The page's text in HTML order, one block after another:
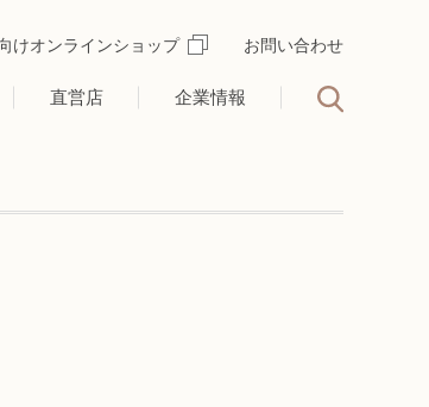
直営店 企業情報
けオンラインショップ お問い合わせ